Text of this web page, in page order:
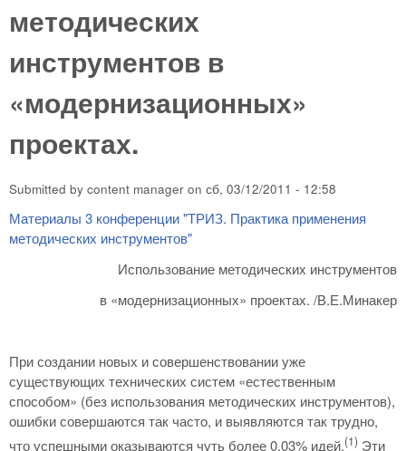
методических
инструментов в
«модернизационных»
проектах.
Submitted by content manager on сб, 03/12/2011 - 12:58
Материалы 3 конференции "ТРИЗ. Практика применения
методических инструментов"
Использование методических инструментов
в «модернизационных» проектах. /В.Е.Минакер
При создании новых и совершенствовании уже
существующих технических систем «естественным
способом» (без использования методических инструментов),
ошибки совершаются так часто, и выявляются так трудно,
что успешными оказываются чуть более 0,03% идей.(1) Эти